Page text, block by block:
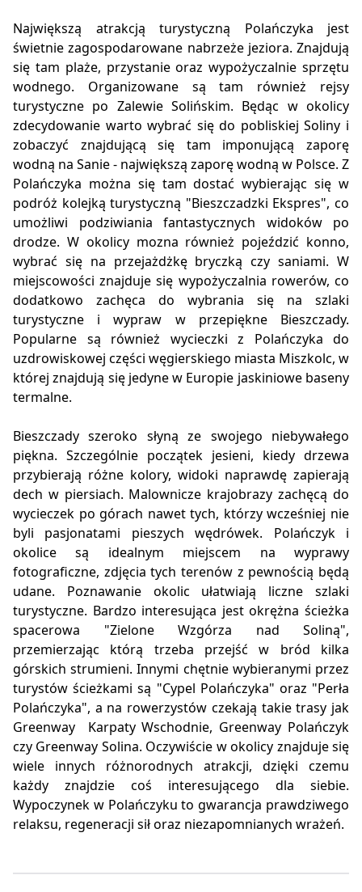
Największą atrakcją turystyczną Polańczyka jest
świetnie zagospodarowane nabrzeże jeziora. Znajdują
się tam plaże, przystanie oraz wypożyczalnie sprzętu
wodnego. Organizowane są tam również rejsy
turystyczne po Zalewie Solińskim. Będąc w okolicy
zdecydowanie warto wybrać się do pobliskiej Soliny i
zobaczyć znajdującą się tam imponującą zaporę
wodną na Sanie - największą zaporę wodną w Polsce. Z
Polańczyka można się tam dostać wybierając się w
podróż kolejką turystyczną "Bieszczadzki Ekspres", co
umożliwi podziwiania fantastycznych widoków po
drodze. W okolicy mozna również pojeździć konno,
wybrać się na przejażdżkę bryczką czy saniami. W
miejscowości znajduje się wypożyczalnia rowerów, co
dodatkowo zachęca do wybrania się na szlaki
turystyczne i wypraw w przepiękne Bieszczady.
Popularne są również wycieczki z Polańczyka do
uzdrowiskowej części węgierskiego miasta Miszkolc, w
której znajdują się jedyne w Europie jaskiniowe baseny
termalne.
Bieszczady szeroko słyną ze swojego niebywałego
piękna. Szczególnie początek jesieni, kiedy drzewa
przybierają różne kolory, widoki naprawdę zapierają
dech w piersiach. Malownicze krajobrazy zachęcą do
wycieczek po górach nawet tych, którzy wcześniej nie
byli pasjonatami pieszych wędrówek. Polańczyk i
okolice są idealnym miejscem na wyprawy
fotograficzne, zdjęcia tych terenów z pewnością będą
udane. Poznawanie okolic ułatwiają liczne szlaki
turystyczne. Bardzo interesująca jest okrężna ścieżka
spacerowa "Zielone Wzgórza nad Soliną",
przemierzając którą trzeba przejść w bród kilka
górskich strumieni. Innymi chętnie wybieranymi przez
turystów ścieżkami są "Cypel Polańczyka" oraz "Perła
Polańczyka", a na rowerzystów czekają takie trasy jak
Greenway Karpaty Wschodnie, Greenway Polańczyk
czy Greenway Solina. Oczywiście w okolicy znajduje się
wiele innych różnorodnych atrakcji, dzięki czemu
każdy znajdzie coś interesującego dla siebie.
Wypoczynek w Polańczyku to gwarancja prawdziwego
relaksu, regeneracji sił oraz niezapomnianych wrażeń.